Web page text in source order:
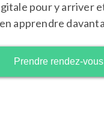
pour y arriver
apprendre
Prendre rendez-vous